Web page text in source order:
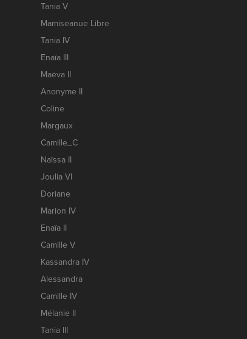
Tania V
Mamiseanue Libre
Tania IV
Enaïa III
Maëva II
Anonyme II
Coline
Margaux
Camille_C
Naïssa II
Joulia VI
Doriane
Marion IV
Enaïa II
Camille V
Kassandra IV
Alessandra
Camille IV
Mélanie II
Tania III